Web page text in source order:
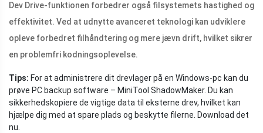
Dev Drive-funktionen forbedrer også filsystemets hastighed og
effektivitet. Ved at udnytte avanceret teknologi kan udviklere
opleve forbedret filhåndtering og mere jævn drift, hvilket sikrer
en problemfri kodningsoplevelse.
Tips: For at administrere dit drevlager på en Windows-pc kan du
prøve PC backup software – MiniTool ShadowMaker. Du kan
sikkerhedskopiere de vigtige data til eksterne drev, hvilket kan
hjælpe dig med at spare plads og beskytte filerne. Download det
nu.